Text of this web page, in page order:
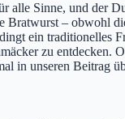
Sinne, und der
– obwohl
ein traditionelles
zu
in unseren Beitrag